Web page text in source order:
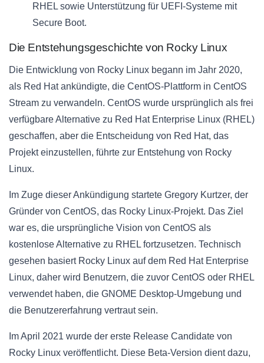
RHEL sowie Unterstützung für UEFI-Systeme mit
Secure Boot.
Die Entstehungsgeschichte von Rocky Linux
Die Entwicklung von Rocky Linux begann im Jahr 2020,
als Red Hat ankündigte, die CentOS-Plattform in CentOS
Stream zu verwandeln. CentOS wurde ursprünglich als frei
verfügbare Alternative zu Red Hat Enterprise Linux (RHEL)
geschaffen, aber die Entscheidung von Red Hat, das
Projekt einzustellen, führte zur Entstehung von Rocky
Linux.
Im Zuge dieser Ankündigung startete Gregory Kurtzer, der
Gründer von CentOS, das Rocky Linux-Projekt. Das Ziel
war es, die ursprüngliche Vision von CentOS als
kostenlose Alternative zu RHEL fortzusetzen. Technisch
gesehen basiert Rocky Linux auf dem Red Hat Enterprise
Linux, daher wird Benutzern, die zuvor CentOS oder RHEL
verwendet haben, die GNOME Desktop-Umgebung und
die Benutzererfahrung vertraut sein.
Im April 2021 wurde der erste Release Candidate von
Rocky Linux veröffentlicht. Diese Beta-Version dient dazu,